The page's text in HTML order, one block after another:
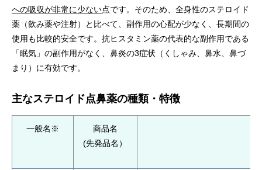
への吸収が非常に少ない点です。そのため、全身性のステロイド
薬（飲み薬や注射）と比べて、副作用の心配が少なく、長期間の
使用も比較的安全です。抗ヒスタミン薬の代表的な副作用である
「眠気」の副作用がなく、鼻炎の3症状（くしゃみ、鼻水、鼻づ
まり）に有効です。
主なステロイド点鼻薬の種類・特徴
一般名※
商品名
(先発品名）